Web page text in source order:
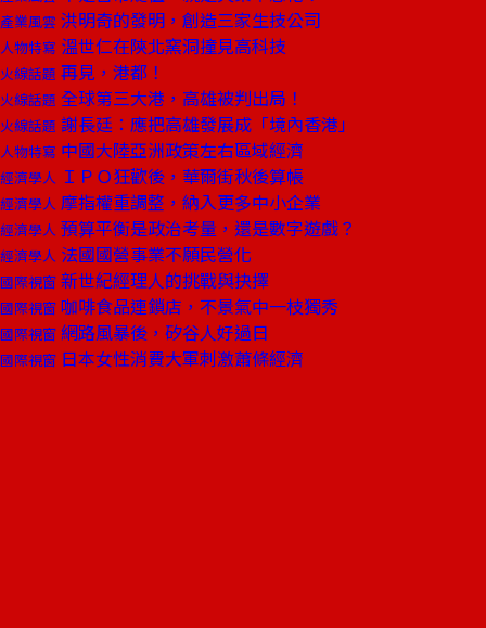
產業風雲 洪明奇的發明，創造三家生技公司
人物特寫 溫世仁在陝北窯洞撞見高科技
火線話題 再見，港都！
火線話題 全球第三大港，高雄被判出局！
火線話題 謝長廷：應把高雄發展成「境內香港」
人物特寫 中國大陸亞洲政策左右區域經濟
經濟學人 ＩＰＯ狂歡後，華爾街秋後算帳
經濟學人 摩指權重調整，納入更多中小企業
經濟學人 預算平衡是政治考量，還是數字遊戲？
經濟學人 法國國營事業不願民營化
國際視窗 新世紀經理人的挑戰與抉擇
國際視窗 咖啡食品連鎖店，不景氣中一枝獨秀
國際視窗 網路風暴後，矽谷人好過日
國際視窗 日本女性消費大軍刺激蕭條經濟